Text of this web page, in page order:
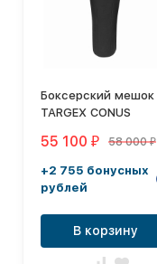
Боксерский мешок
TARGEX CONUS
55 100 ₽ 58 000₽
+2 755 бонусных
рублей
В корзину